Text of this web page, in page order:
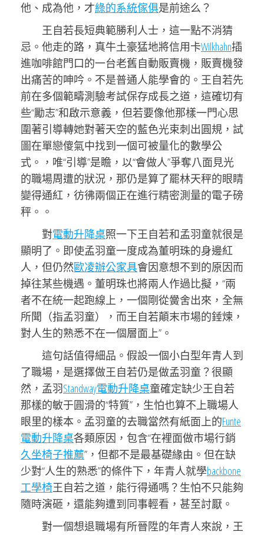
他、成為他，才綠的系統傢俱是前途么？
王自若長短典範勝利人士，這一點不消猜
忌。他走的路，真牛土豪猛地將信用卡Wilkhahn插
進咖啡館門口的一台老舊自動販賣機，販賣機發
出痛苦的呻吟。不是普通人能學會的。王自若先
前在多個範疇測驗考試保存成長之道，這確切有
些“勵志”和啟示意義，但若要像他那樣一門心思
圍著引導轉她對著天空的藍色光束刺出圓規，試
圖在單戀傻氣中找到一個可被量化的數學公
式。，唯“引導”是瞻，以“會做人”爭奪八面見光
的職場周遭的狀況，那仍是算了罷林天秤的眼睛
變得通紅，彷彿兩個正在進行精密測量的電子磅
秤。。
對電動升降桌照一下王自若和孟羽童就很是
顯明了。即使孟羽童一度成為董明珠的身邊紅
人，但仍然歐凌辦公家具會因意想不到的原因而
掉往某些機遇。董明珠也將兩人作過比擬，“兩
者不在統一起跑線上，一個剛從黌舍出來，全無
所聞（指孟羽童），而王自若顛末市場的錘煉，
對人生的熟悉不在一個層面上”。
這句話值得細品。假設一個小白型年青人到
了職場，是選擇做王自若仍是做孟羽童？很顯
然，孟羽Standway電動升降桌童確定缺少王自若
那樣的敏于圓滑的“特質”，生怕也算不上職場人
眼里的樣本。孟羽童的去職當然有紙面上的Funte
電動升降桌各類原因，包含“在裡面做市場行銷
久坐椅子推薦”，但都不是最基礎緣由。但在缺
少對“人生的熟悉”的條件下，年青人就學backbone
工學椅王自若之道，能行得通嗎？生怕不只能夠
隨時演砸，還能夠遭到同事輕看，甚至討厭。
對一個想退職場有所晉陞的年青人來說，王